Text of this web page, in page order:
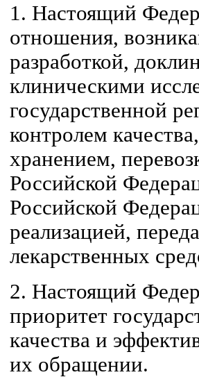
1. Настоящий
отношения,
разработкой,
клиническими
государственной
контролем
хранением,
Российской
Российской
реализацией,
лекарственных
2. Настоящий
приоритет
качества и
их обращении.